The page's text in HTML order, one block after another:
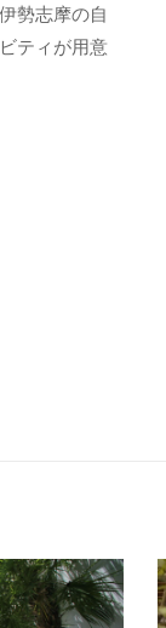
勢志摩の自
ティが用意